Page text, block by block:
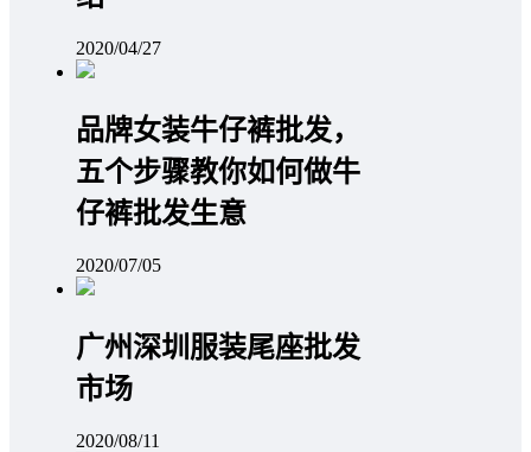
2020/04/27
品牌女装牛仔裤批发，
五个步骤教你如何做牛
仔裤批发生意
2020/07/05
广州深圳服装尾座批发
市场
2020/08/11